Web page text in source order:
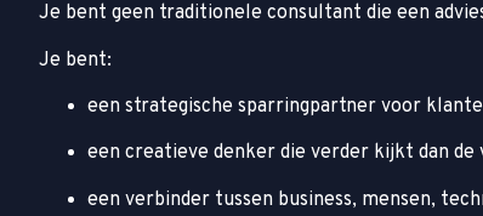
Je bent geen traditionele consultant die een
Je bent:
een strategische sparringpartner voor
een creatieve denker die verder kijkt dan de
een verbinder tussen business, mensen,